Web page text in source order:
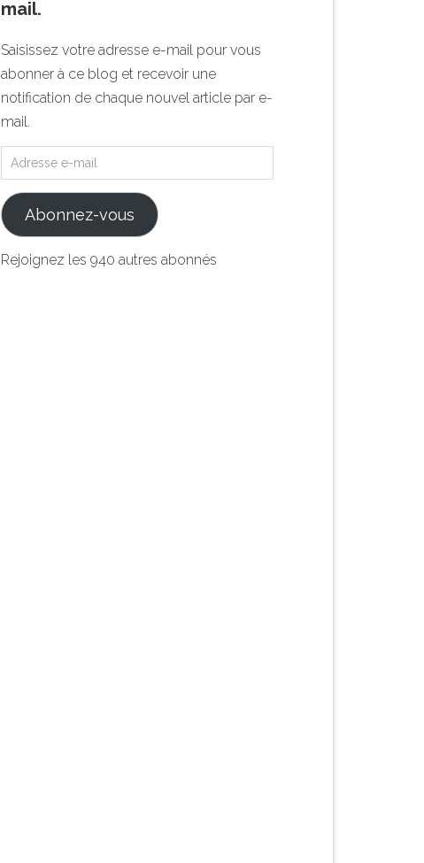
mail.
Saisissez votre adresse e-mail pour vous
abonner à ce blog et recevoir une
notification de chaque nouvel article par e-
mail.
Abonnez-vous
Rejoignez les 940 autres abonnés